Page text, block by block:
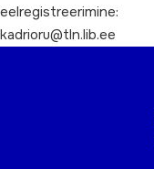
eelregistreerimine:
kadrioru@tln.lib.ee